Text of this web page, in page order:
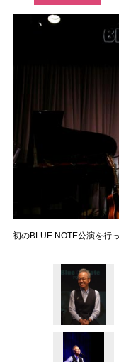
初のBLUE NOTE公演を行